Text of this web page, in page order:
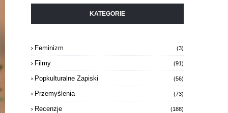
KATEGORIE
Feminizm (3)
Filmy (91)
Popkulturalne Zapiski (56)
Przemyślenia (73)
Recenzje (188)